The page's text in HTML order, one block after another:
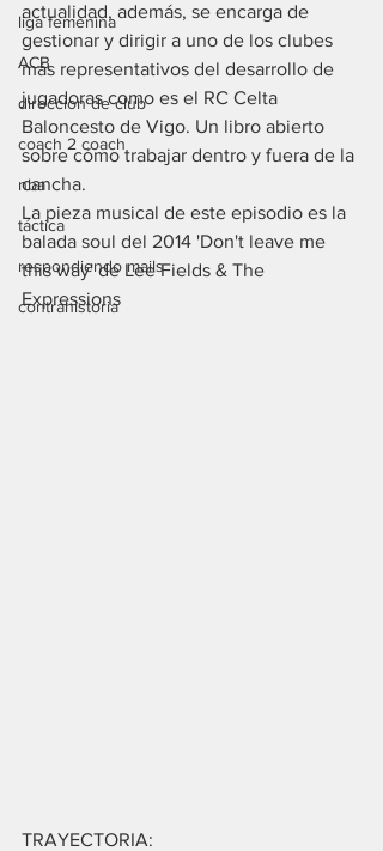
liga femenina
ACB
direccion de club
coach 2 coach
nba
táctica
respondiendo mails
contrahistoria
actualidad, además, se encarga de
gestionar y dirigir a uno de los clubes
más representativos del desarrollo de
jugadoras como es el RC Celta
Baloncesto de Vigo. Un libro abierto
sobre cómo trabajar dentro y fuera de la
cancha.
La pieza musical de este episodio es la
balada soul del 2014 'Don't leave me
this way' de Lee Fields & The
Expressions
TRAYECTORIA: